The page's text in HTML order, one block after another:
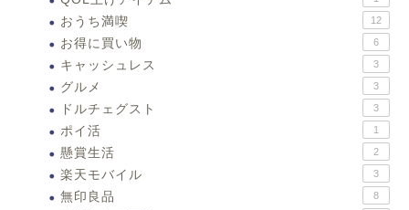
おうち満喫 12
お得に買い物 6
キャッシュレス 3
グルメ 3
ドルチェグスト 3
ポイ活 1
懸賞生活 2
楽天モバイル 3
無印良品 8